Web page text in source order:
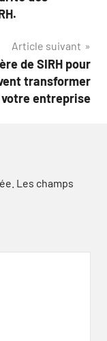
Article suivant
de SIRH pour
transformer
votre entreprise
Les champs